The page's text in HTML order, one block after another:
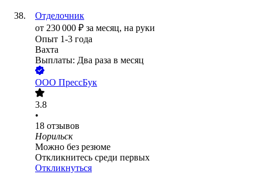
Отделочник
от 230 000 ₽ за месяц, на руки
Опыт 1-3 года
Вахта
Выплаты: Два раза в месяц
ООО ПрессБук
3.8
•
18 отзывов
Норильск
Можно без резюме
Откликнитесь среди первых
Откликнуться